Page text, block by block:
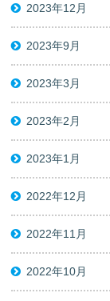
2023年12月
2023年9月
2023年3月
2023年2月
2023年1月
2022年12月
2022年11月
2022年10月